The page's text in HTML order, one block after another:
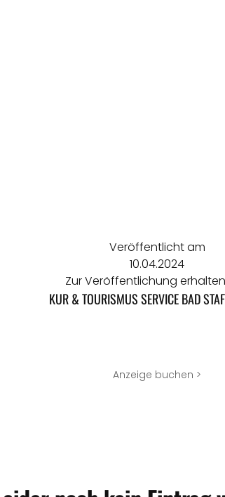
Veröffentlicht am
10.04.2024
Zur Veröffentlichung
KUR & TOURISMUS SERVICE BAD
Anzeige buchen >